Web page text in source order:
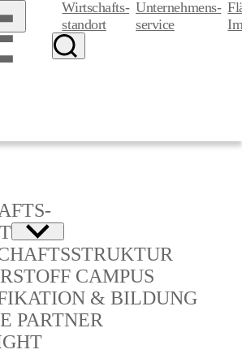
Wirtschafts-
­standort
Unternehmens-
­service
CAMPUS
& BILDUNG
PARTNER